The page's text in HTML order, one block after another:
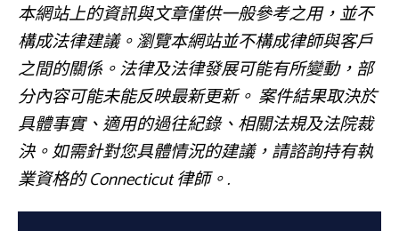
本網站上的資訊與文章僅供一般參考之用，並不
構成法律建議。瀏覽本網站並不構成律師與客戶
之間的關係。法律及法律發展可能有所變動，部
分內容可能未能反映最新更新。 案件結果取決於
具體事實、適用的過往紀錄、相關法規及法院裁
決。如需針對您具體情況的建議，請諮詢持有執
業資格的 Connecticut 律師。.